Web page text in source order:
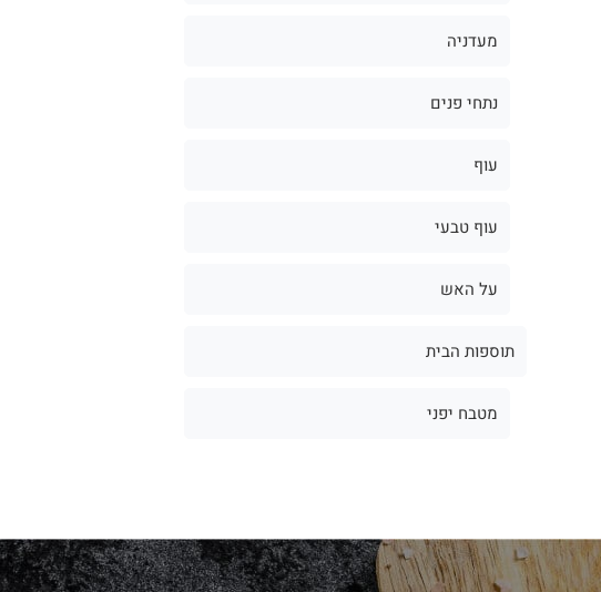
מעדניה
נתחי פנים
עוף
עוף טבעי
על האש
תוספות הבית
מטבח יפני